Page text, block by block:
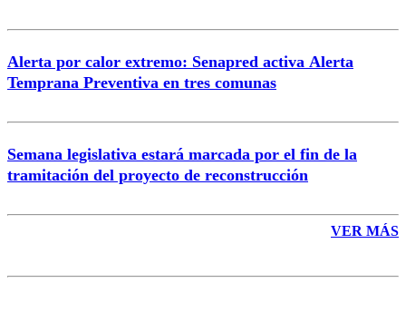
Alerta por calor extremo: Senapred activa Alerta
Temprana Preventiva en tres comunas
Semana legislativa estará marcada por el fin de la
tramitación del proyecto de reconstrucción
VER MÁS